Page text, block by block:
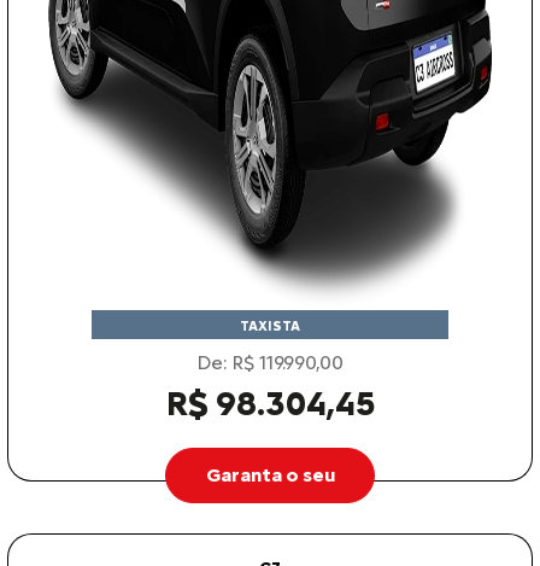
TAXISTA
De: R$ 119.990,00
R$ 98.304,45
Garanta o seu